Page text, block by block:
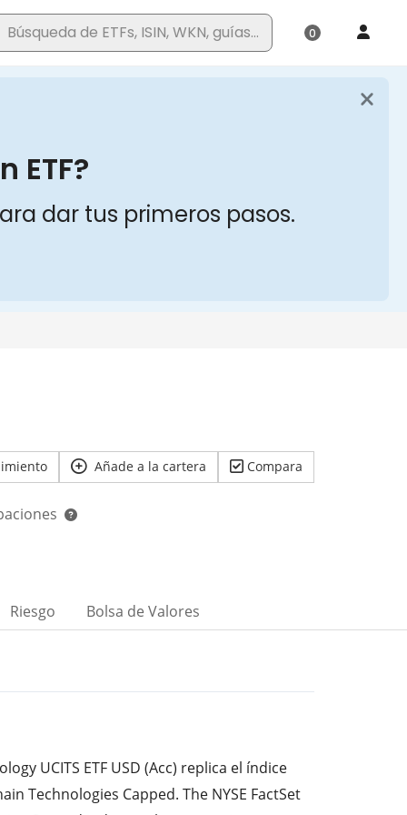
Añade a la cartera Compara
Riesgo Bolsa de Valores
UCITS ETF USD (Acc) replica el índice
Technologies Capped. The NYSE FactSet